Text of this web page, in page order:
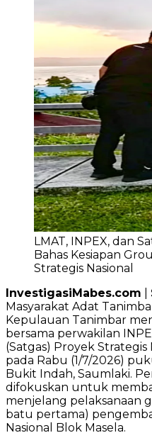
LMAT, INPEX, dan
Bahas Kesiapan
Strategis Nasional
InvestigasiMabes.com
Masyarakat Adat
Kepulauan Tanimbar
bersama perwakilan
(Satgas) Proyek Strategis
pada Rabu (1/7/2026)
Bukit Indah, Saumlaki.
difokuskan untuk
menjelang pelaksanaan
batu pertama)
Nasional Blok Masela.